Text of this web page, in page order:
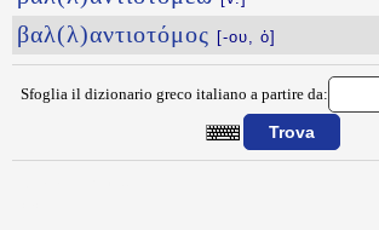
βαλ(λ)αντιοτόμος [-ου, ὁ]
Sfoglia il dizionario greco italiano a partire da: